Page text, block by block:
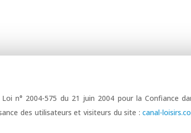
n° 2004-575 du 21 juin 2004 pour la Confiance
des utilisateurs et visiteurs du site :canal-